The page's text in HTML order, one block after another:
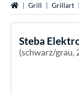
Startseite
Grill Grillart
Steba
(schwarz/grau,